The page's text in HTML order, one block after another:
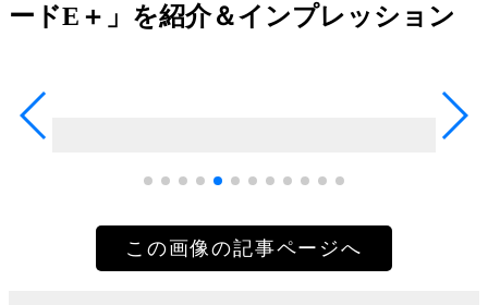
ードE＋」を紹介＆インプレッション
この画像の記事ページへ